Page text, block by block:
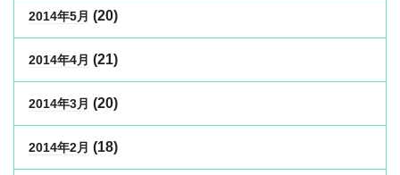
2014年5月 (20)
2014年4月 (21)
2014年3月 (20)
2014年2月 (18)